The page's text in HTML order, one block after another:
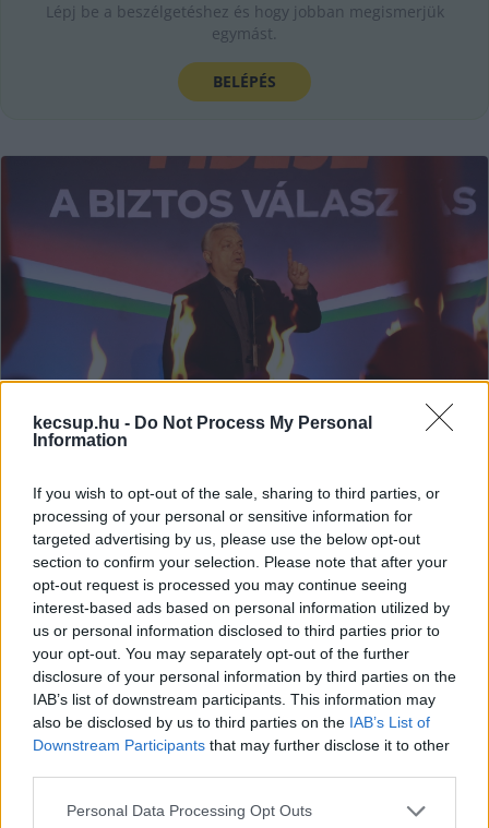
kecsup.hu - Do Not Process My Personal
Information
If you wish to opt-out of the sale, sharing to third parties, or
processing of your personal or sensitive information for
targeted advertising by us, please use the below opt-out
section to confirm your selection. Please note that after your
opt-out request is processed you may continue seeing
interest-based ads based on personal information utilized by
us or personal information disclosed to third parties prior to
your opt-out. You may separately opt-out of the further
disclosure of your personal information by third parties on the
IAB’s list of downstream participants. This information may
also be disclosed by us to third parties on the IAB’s List of
Downstream Participants that may further disclose it to other
Please note that this website/app uses one or more Google
Personal Data Processing Opt Outs
Lépj be a beszélgetéshez és hogy jobban megismerjük
egymást.
BELÉPÉS
magyar jogállam helyreállításáért
fog küzdeni
A volt miniszterelnök és pártja elutasítja az "új
önkényuralmi rendszert”, az új szereplők
megválasztásában pedig nem vesz részt. Az új küldetése
pedig az, hogy helyreállítsa a demokratikus jogállamot.
Amit amúgy részben pont ő rombolt le.
L Lapszemle 2026. 07. 22.